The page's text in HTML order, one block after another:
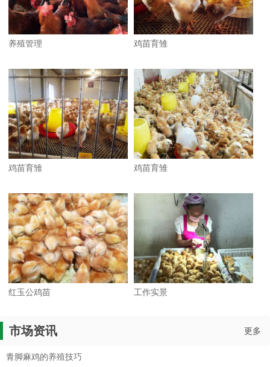
养殖管理 鸡苗育雏
鸡苗育雏 鸡苗育雏
红玉公鸡苗 工作实景
市场资讯 更多
青脚麻鸡的养殖技巧